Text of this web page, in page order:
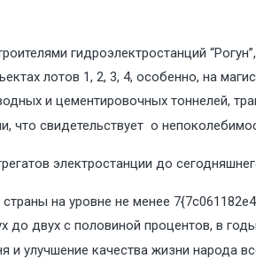
гидроэлектростанций
лотов 1, 2, 3, 4, особенно, на
и цементировочных тоннелей,
что свидетельствует о
электростанции до
на уровне не менее
до двух с половиной процентов, в
и улучшение качества жизни народа